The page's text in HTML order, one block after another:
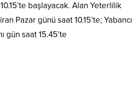
başlayacak. Alan Yeterlilik
Pazar günü saat 10.15’te; Yabancı
gün saat 15.45’te